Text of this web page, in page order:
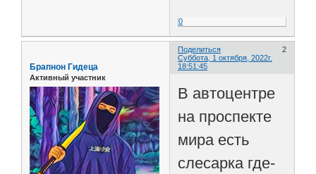
0
Поделиться
2
Суббота, 1 октября, 2022г.
18:51:45
Брапнон Гидеца
Активный участник
В автоцентре
на проспекте
мира есть
слесарка где-